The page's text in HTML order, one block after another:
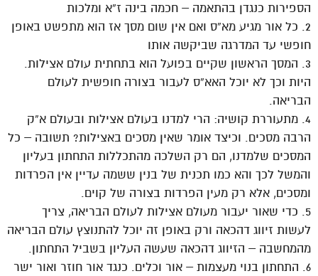
הספירות כנגדן בהתאמה – חכמה בינה ז”א ומלכות
2. כל אור מגיע מא”ס ואם אין שום מסך אז הוא מתפשט באופן
חופשי עד המדרגה שביקשה אותו
3. המסך הראשון שקיים בפועל הוא בתחתית עולם אצילות.
היות וכך לא יוכל האא”ס לעבור בצורה חופשית לעולם
הבריאה.
4. מתעוררת קושיה: הרי למדנו בעולם אצילות ובעולם א”ק
הרבה מסכים. וכיצד אומר שאין מסכים באצילות? תשובה – כל
המסכים שלמדנו, הם רק השלכה מהתכללות התחתון בעליון
והמשל לכך והא כמו תכנית של בנין ששמה עדיין אין הפרדות
ומסכים, אלא רק מעין הפרדות בצורה של קוים.
5. כדי שאור יעבור מעולם אצילות לעולם הבריאה, צריך
לעשות זיווג דהכאה ורק באופן זה יוכל להתנוצץ עולם הבריאה
מהמחשבה – הזיווג דהכאה שעשה העליון בשביל התחתון.
6. התחתון בנוי מעצמות – אור וכלים. כנגד אור חוזר ואור ישר